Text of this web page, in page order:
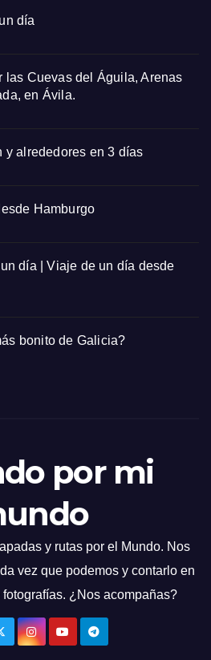
día
las Cuevas del Águila, Arenas
en Ávila.
y alrededores en 3 días
Hamburgo
día | Viaje de un día desde
bonito de Galicia?
por mi
y rutas por el Mundo. Nos
vez que podemos y contarlo en
¿Nos acompañas?